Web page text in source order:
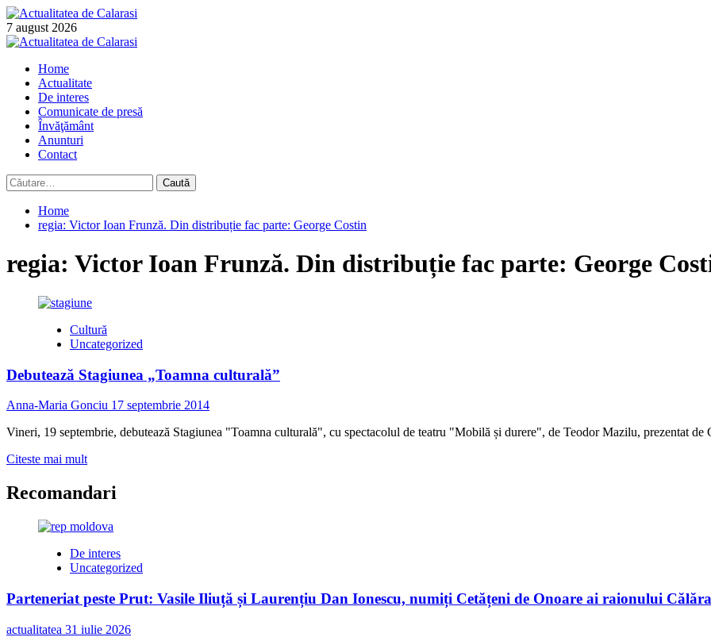
Skip
to
content
7 august 2026
Primary
Home
Actualitate
De interes
Comunicate de presă
Învăţământ
Anunturi
Contact
Caută
după:
Home
regia: Victor Ioan Frunză. Din distribuție fac parte: George Costin
regia: Victor Ioan Frunză. Din distribuție fac parte: George
Cultură
Uncategorized
Debutează Stagiunea „Toamna culturală”
Anna-Maria Gonciu 17 septembrie 2014
Vineri, 19 septembrie, debutează Stagiunea "Toamna culturală", cu spectacolul de teatru "Mobilă și durere", de Teodor Mazilu, prezentat de
Citeste mai multRead
about
Debutează
„Toamna
Recomandari
De interes
Uncategorized
Parteneriat peste Prut: Vasile Iliuță și Laurențiu Dan Ionescu, numiți Cetățeni de Onoare ai raionului
actualitatea 31 iulie 2026